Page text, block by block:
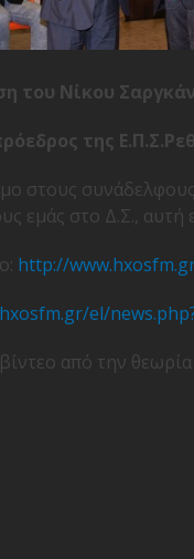
του Νίκου
της
στους
εμάς στο Δ.Σ., αυτή
http://
el/
από την θεωρία